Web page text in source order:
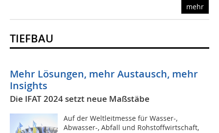
mehr
TIEFBAU
Mehr Lösungen, mehr Austausch, mehr
Insights
Die IFAT 2024 setzt neue Maßstäbe
Auf der Weltleitmesse für Wasser-,
Abwasser-, Abfall und Rohstoffwirtschaft,